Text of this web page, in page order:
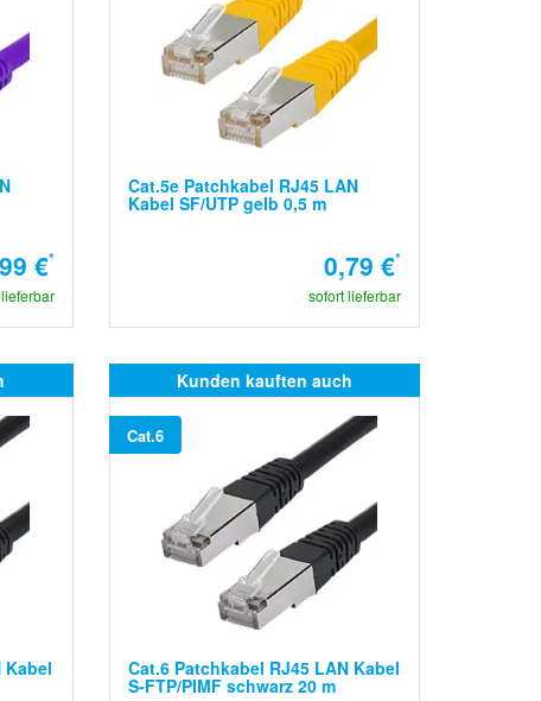
€*
Cat.5e Patchkabel RJ45 LAN
Kabel SF/UTP gelb 0,5 m
0,79 €*
sofort lieferbar
Kabel
Kunden kauften auch
Cat.6
Cat.6 Patchkabel RJ45 LAN Kabel
S-FTP/PIMF schwarz 20 m